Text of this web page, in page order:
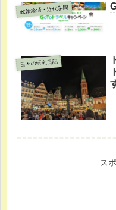
政治経済・近代学問
日々の研究日記
ス